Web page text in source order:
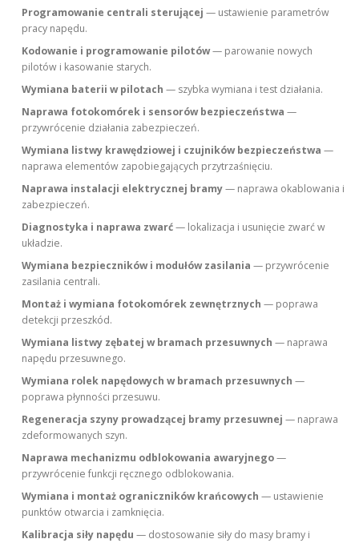
Programowanie centrali sterującej — ustawienie parametrów
pracy napędu.
Kodowanie i programowanie pilotów— parowanie nowych
pilotów i kasowanie starych.
Wymiana baterii w pilotach — szybka wymiana i test działania.
Naprawa fotokomórek i sensorów bezpieczeństwa —
przywrócenie działania zabezpieczeń.
Wymiana listwy krawędziowej i czujników bezpieczeństwa —
naprawa elementów zapobiegających przytrzaśnięciu.
Naprawa instalacji elektrycznej bramy— naprawa okablowania i
zabezpieczeń.
Diagnostyka i naprawa zwarć— lokalizacja i usunięcie zwarć w
układzie.
Wymiana bezpieczników i modułów zasilania — przywrócenie
zasilania centrali.
Montaż i wymiana fotokomórek zewnętrznych — poprawa
detekcji przeszkód.
Wymiana listwy zębatej w bramach przesuwnych — naprawa
napędu przesuwnego.
Wymiana rolek napędowych w bramach przesuwnych —
poprawa płynności przesuwu.
Regeneracja szyny prowadzącej bramy przesuwnej — naprawa
zdeformowanych szyn.
Naprawa mechanizmu odblokowania awaryjnego—
przywrócenie funkcji ręcznego odblokowania.
Wymiana i montaż ograniczników krańcowych — ustawienie
punktów otwarcia i zamknięcia.
Kalibracja siły napędu — dostosowanie siły do masy bramy i